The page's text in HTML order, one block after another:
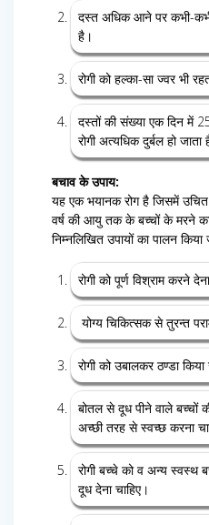
दस्त अधिक आने पर कभी-
है।
रोगी को हल्का-सा ज्वर भी
दस्तों की संख्या एक दिन में
रोगी अत्यधिक दुर्बल हो जाता
बचाव के उपाय:
यह एक भयानक रोग है जिसमें
वर्ष की आयु तक के बच्चों के मरने
निम्नलिखित उपायों का पालन
रोगी को पूर्ण विश्राम करने
योग्य चिकित्सक से तुरन्त
रोगी को उबालकर ठण्डा
बोतल से दूध पीने वाले बच्चों
अच्छी तरह से स्वच्छ करना
रोगी बच्चे को व अन्य स्वस्थ
दूध देना चाहिए।